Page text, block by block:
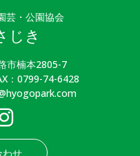
芸・公園協会
じき
市楠本2805-7
：0799-74-6428
わせ